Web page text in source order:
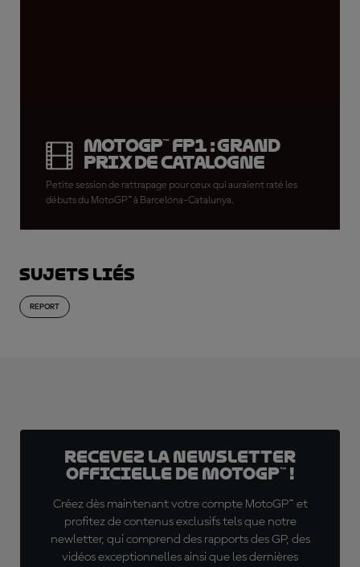
MotoGP™ FP1 : Grand
Prix de Catalogne
Petite session de rattrapage pour ceux qui auraient raté les
débuts du MotoGP™ à Barcelona-Catalunya.
Sujets liés
REPORT
Recevez la Newsletter
officielle de MotoGP™ !
Créez dès maintenant votre compte MotoGP™ et
profitez de contenus exclusifs tels que notre
newletter, qui comprend des rapports des GP, des
vidéos exceptionnelles ainsi que les dernières